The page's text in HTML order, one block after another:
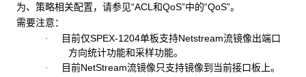
为、策略相关配置，请参见“ACL和QoS”中的“QoS”。
需要注意：
· 目前仅SPEX-1204单板支持Netstream流镜像出端口
方向统计功能和采样功能。
· 目前NetStream流镜像只支持镜像到当前接口板上。